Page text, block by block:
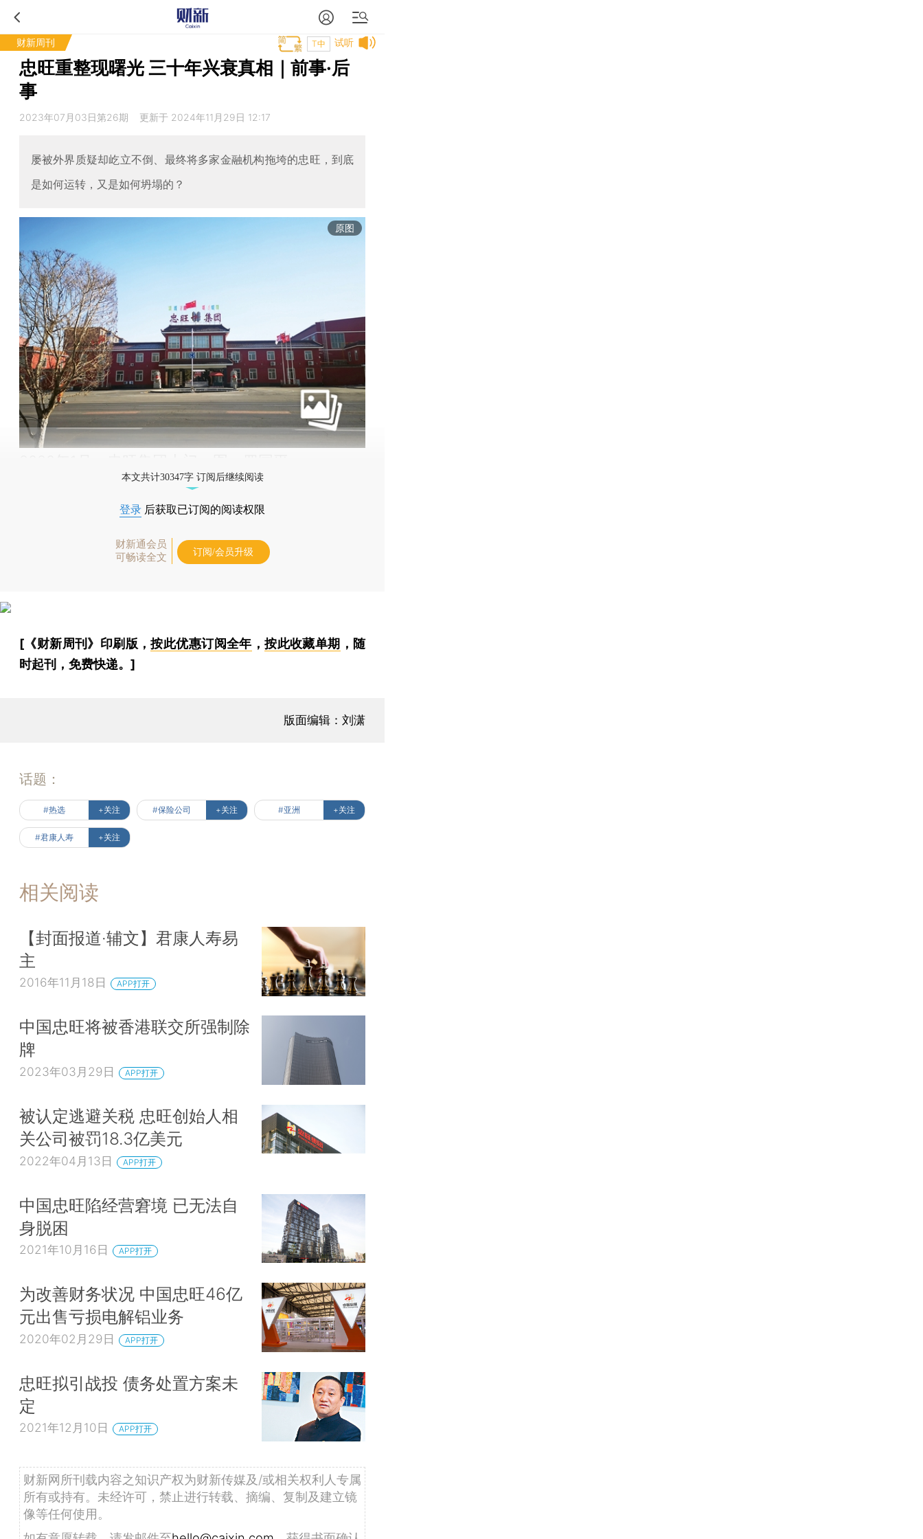
财新周刊 试听
T中
忠旺重整现曙光 三十年兴衰真相｜前事·后
事
2023年07月03日第26期 更新于 2024年11月29日 12:17
屡被外界质疑却屹立不倒、最终将多家金融机构拖垮的忠旺，到底
是如何运转，又是如何坍塌的？
原图
本文共计30347字 订阅后继续阅读
登录 后获取已订阅的阅读权限
财新通会员
可畅读全文
订阅/会员升级
[《财新周刊》印刷版，按此优惠订阅全年 ，按此收藏单期 ，随
时起刊，免费快递。]
版面编辑：刘潇
话题：
#热选 +关注 #保险公司 +关注 #亚洲 +关注
#君康人寿 +关注
相关阅读
【封面报道·辅文】君康人寿易
主
2016年11月18日 APP打开
中国忠旺将被香港联交所强制除
牌
2023年03月29日 APP打开
被认定逃避关税 忠旺创始人相
关公司被罚18.3亿美元
2022年04月13日 APP打开
中国忠旺陷经营窘境 已无法自
身脱困
2021年10月16日 APP打开
为改善财务状况 中国忠旺46亿
元出售亏损电解铝业务
2020年02月29日 APP打开
忠旺拟引战投 债务处置方案未
定
2021年12月10日 APP打开
财新网所刊载内容之知识产权为财新传媒及/或相关权利人专属
所有或持有。未经许可，禁止进行转载、摘编、复制及建立镜
像等任何使用。